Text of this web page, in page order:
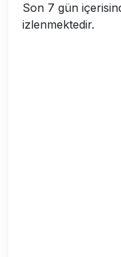
Son 7 gün
izlenmektedir.